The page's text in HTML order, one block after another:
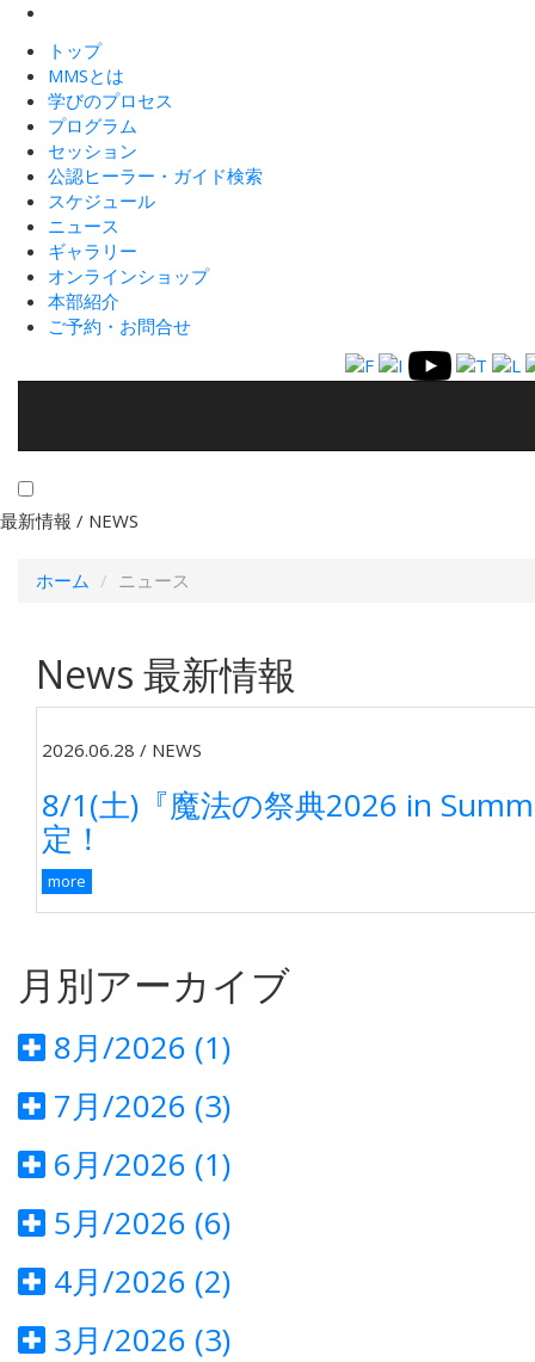
トップ
MMSとは
学びのプロセス
プログラム
セッション
公認ヒーラー・ガイド検索
スケジュール
ニュース
ギャラリー
オンラインショップ
本部紹介
ご予約・お問合せ
最新情報 / NEWS
ホーム ニュース
News 最新情報
2026.06.28 / NEWS
8/1(土)『魔法の祭典2026 in
定！
more
月別アーカイブ
8月/2026 (1)
7月/2026 (3)
6月/2026 (1)
5月/2026 (6)
4月/2026 (2)
3月/2026 (3)